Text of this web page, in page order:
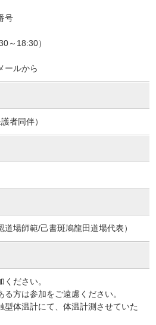
号
～18:30）
ールから
者同伴）
場師範/己書斑鳩龍田道場代表）
ださい。
る方は参加をご遠慮ください。
型体温計にて、体温計測させていた